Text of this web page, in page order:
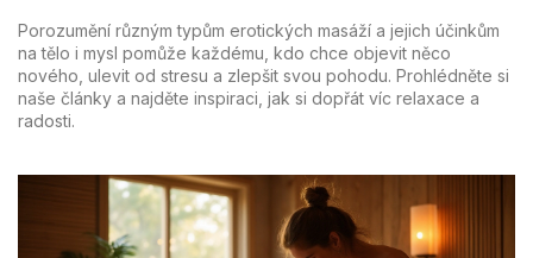
Porozumění různým typům erotických masáží a jejich účinkům
na tělo i mysl pomůže každému, kdo chce objevit něco
nového, ulevit od stresu a zlepšit svou pohodu. Prohlédněte si
naše články a najděte inspiraci, jak si dopřát víc relaxace a
radosti.